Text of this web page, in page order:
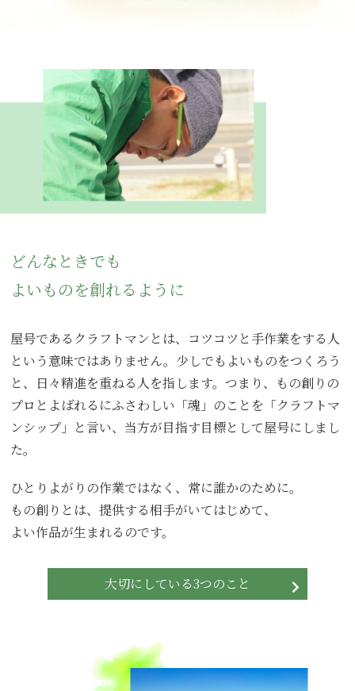
どんなときでも
よいものを創れるように
屋号であるクラフトマンとは、コツコツと手作業をする人
という意味ではありません。少しでもよいものをつくろう
と、日々精進を重ねる人を指します。つまり、もの創りの
プロとよばれるにふさわしい「魂」のことを「クラフトマ
ンシップ」と言い、当方が目指す目標として屋号にしまし
た。
ひとりよがりの作業ではなく、常に誰かのために。
もの創りとは、提供する相手がいてはじめて、
よい作品が生まれるのです。
大切にしている3つのこと